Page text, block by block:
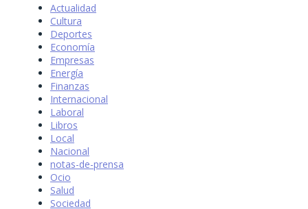
Actualidad
Cultura
Deportes
Economía
Empresas
Energía
Finanzas
Internacional
Laboral
Libros
Local
Nacional
notas-de-prensa
Ocio
Salud
Sociedad